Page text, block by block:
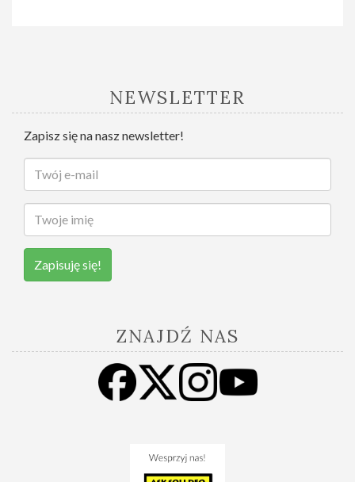
NEWSLETTER
Zapisz się na nasz newsletter!
Zapisuję się!
ZNAJDŹ NAS